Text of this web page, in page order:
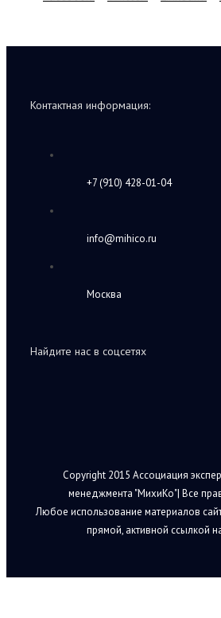
Контактная информация:
+7 (910) 428-01-04
info@mihico.ru
Москва
Найдите нас в соцсетях
Copyright 2015 Ассоциация
менеджмента "МихиКо"| Все
Любое использование материалов
прямой, активной ссылкой